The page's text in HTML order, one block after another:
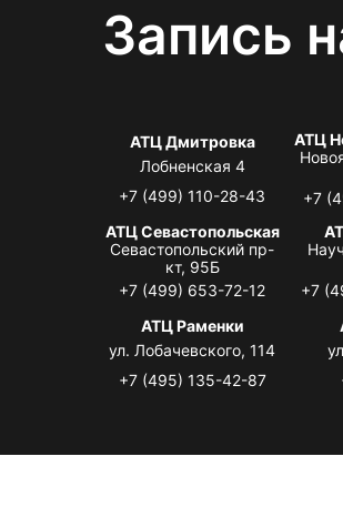
Запись
АТЦ Дмитровка
Лобненская 4
+7 (499) 110-28-43
АТЦ
+7
АТЦ Севастопольская
Севастопольский пр-
кт, 95Б
+7 (499) 653-72-12
+7
АТЦ Раменки
ул. Лобачевского, 114
+7 (495) 135-42-87